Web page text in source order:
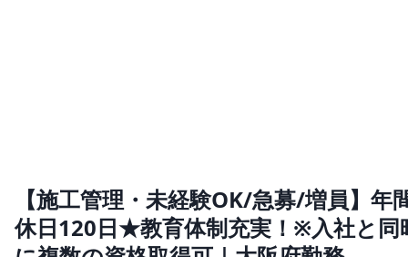
【施工管理・未経験OK/急募/増員】年
休日120日★教育体制充実！※入社と同